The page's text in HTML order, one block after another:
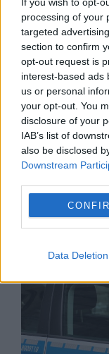
processing of your
targeted
section to confirm
opt-out request is
interest-based ads
us or personal
your opt-out. You
disclosure of your
IAB’s list of
also be disclosed
Downstream
Data Deletion
Criza apei
Cum văd